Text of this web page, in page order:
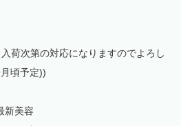
荷次第の対応になりますのでよろし
頃予定))
新美容